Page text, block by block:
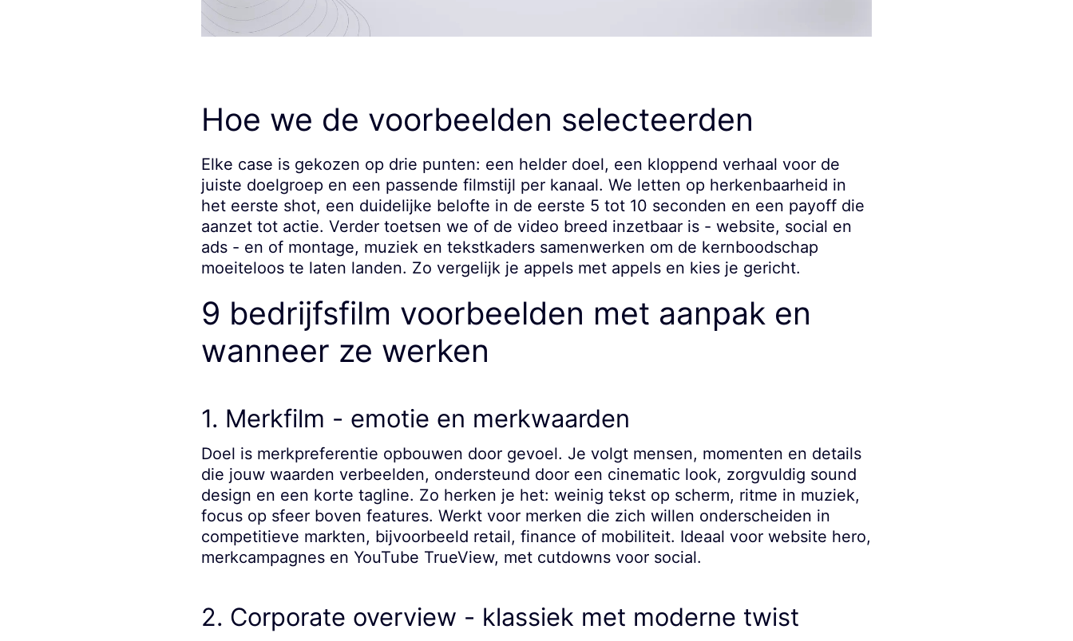
Hoe we de voorbeelden selecteerden
Elke case is gekozen op drie punten: een helder doel, een kloppend verhaal voor de
juiste doelgroep en een passende filmstijl per kanaal. We letten op herkenbaarheid in
het eerste shot, een duidelijke belofte in de eerste 5 tot 10 seconden en een payoff die
aanzet tot actie. Verder toetsen we of de video breed inzetbaar is - website, social en
ads - en of montage, muziek en tekstkaders samenwerken om de kernboodschap
moeiteloos te laten landen. Zo vergelijk je appels met appels en kies je gericht.
9 bedrijfsfilm voorbeelden met aanpak en
wanneer ze werken
1. Merkfilm - emotie en merkwaarden
Doel is merkpreferentie opbouwen door gevoel. Je volgt mensen, momenten en details
die jouw waarden verbeelden, ondersteund door een cinematic look, zorgvuldig sound
design en een korte tagline. Zo herken je het: weinig tekst op scherm, ritme in muziek,
focus op sfeer boven features. Werkt voor merken die zich willen onderscheiden in
competitieve markten, bijvoorbeeld retail, finance of mobiliteit. Ideaal voor website hero,
merkcampagnes en YouTube TrueView, met cutdowns voor social.
2. Corporate overview - klassiek met moderne twist